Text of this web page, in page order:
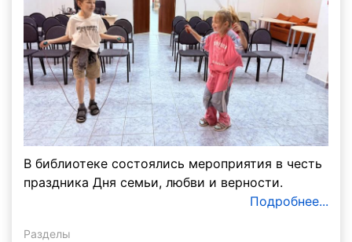
В библиотеке состоялись мероприятия в честь
праздника Дня семьи, любви и верности.
Подробнее...
Разделы